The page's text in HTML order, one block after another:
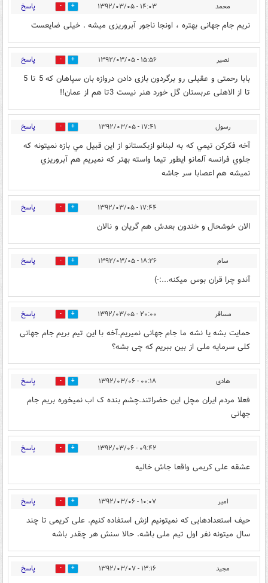
محمد ۱۴:۰۳ - ۱۳۹۲/۰۳/۰۵ 0 پاسخ
نریم جام جهانی بهتره ، اونجا ناجور آبروریزی میشه . خیلی ضایعست
نصیر ۱۵:۵۶ - ۱۳۹۲/۰۳/۰۵ 0 پاسخ
بابا رحمتی و عقیلی رو برگردون بازی دادن دروازه بان سپاهان که 5 تا 5
تا از الاهلی عربستان گل خورد هنر نیست 3تا هم از عمان!!
رسول ۱۷:۴۱ - ۱۳۹۲/۰۳/۰۵ 0 پاسخ
آخه فكركن تيمي كه به لبنانو ازبكستانو از اين قبيل مي بازه نميتونه كه
جلوي فرانسه آلمانو ايطور تيما واسته بهتر كه نميريم هم آبروريزي
نميشه هم اعصابا سر جاشه
۱۷:۴۴ - ۱۳۹۲/۰۳/۰۵ 0 پاسخ
الان خوشحال و خندون بعدش هم گریان و نالان
سام ۱۸:۲۶ - ۱۳۹۲/۰۳/۰۵ 0 پاسخ
آندو چرا قران بوس میکنه...:-)
مسافر ۲۰:۰۰ - ۱۳۹۲/۰۳/۰۵ 0 پاسخ
حمایت بشه یا نشه ما جام جهانی نمیریم.آخه با این تیم بریم جام جهانی
کلی سرمایه ملی از بین ببریم که چی بشه؟
هادی ۰۰:۱۸ - ۱۳۹۲/۰۳/۰۶ 0 پاسخ
فعلا مردم ایران مچل این حضراتند.چشم بنده ک اب نمیخوره بریم جام
جهانی
۰۹:۴۲ - ۱۳۹۲/۰۳/۰۶ 0 پاسخ
عشقه علی کریمی واقعا جاش خالیه
امیر ۱۰:۰۷ - ۱۳۹۲/۰۳/۰۶ 0 پاسخ
حیف استعدادهایی که نمیتونیم ازش استفاده کنیم. علی کریمی تا چند
سال میتونه نفر اول تیم ملی باشه. حالا سنش هر چقدر باشه
مجید ۱۳:۱۶ - ۱۳۹۲/۰۳/۰۷ 0 پاسخ